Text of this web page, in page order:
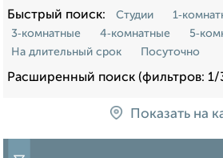
Быстрый поиск: Студии
3‑комнатные
4‑комнатные
На длительный срок
Посуточно
Расширенный поиск (фильтров: 1/
Показать на